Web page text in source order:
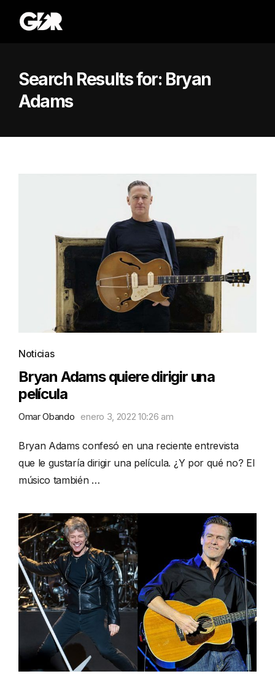
Search Results for: Bryan
Adams
Noticias
Bryan Adams quiere dirigir una
película
Omar Obando enero 3, 2022 10:26 am
Bryan Adams confesó en una reciente entrevista
que le gustaría dirigir una película. ¿Y por qué no? El
músico también …